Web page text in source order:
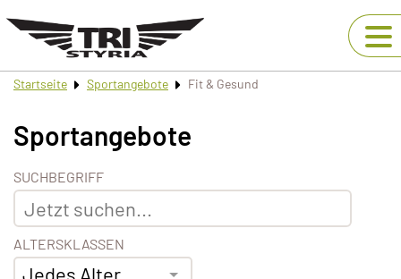
Startseite Sportangebote Fit & Gesund
Sportangebote
SUCHBEGRIFF
ALTERSKLASSEN
Jedes Alter